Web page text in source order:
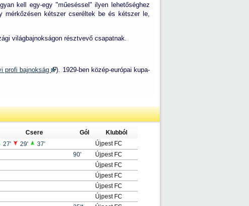
kell egy-egy "műeséssel" ilyen lehetőséghez
kétszer cseréltek be és kétszer le,
világbajnokságon résztvevő csapatnak.
profi bajnokság
). 1929-ben közép-európai kupa-
Csere Gól
Klubból
27' 29' 37'
Újpest FC
90'
Újpest FC
Újpest FC
Újpest FC
Újpest FC
Újpest FC